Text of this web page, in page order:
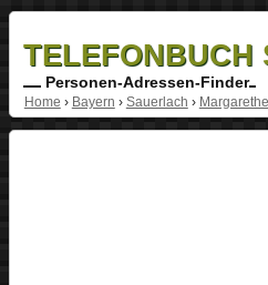
TELEFONBUCH
Personen-Adressen-Finder
Home › Bayern › Sauerlach ›